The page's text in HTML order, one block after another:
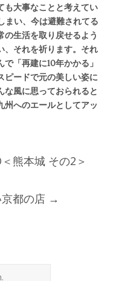
も大事なことと考えてい
まい、今は避難されてる
生活を取り戻せるよう
、それを祈ります。それ
「再建に10年かかる」
ピードで元の美しい姿に
な風に思っておられると
州へのエールとしてアッ
熊本城 その2＞
都の店 →